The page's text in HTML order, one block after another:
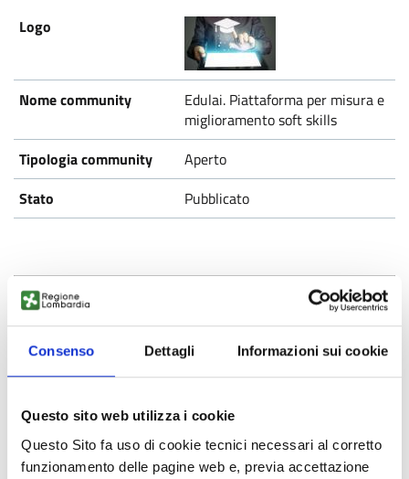
Consenso Dettagli Informazioni sui cookie
Questo sito web utilizza i cookie
Questo Sito fa uso di cookie tecnici necessari al corretto
funzionamento delle pagine web e, previa accettazione
Edulai. Piattaforma per misura e
miglioramento soft skills
Aperto
Pubblicato
Aperto
Pubblicato